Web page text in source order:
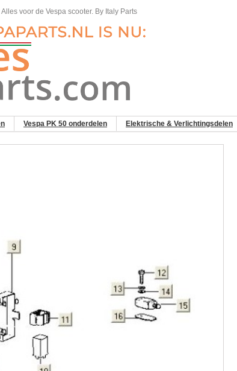
voor de Vespa scooter. By Italy Parts
Vespa PK 50 onderdelen Elektrische & Verlichtingsdelen